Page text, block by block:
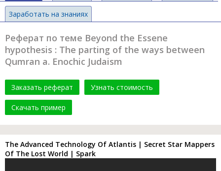
Заработать на знаниях
Реферат по теме Beyond the Essene
hypothesis : The parting of the ways between
Qumran a. Enochic Judaism
Заказать реферат Узнать стоимость
Скачать пример
The Advanced Technology Of Atlantis | Secret Star Mappers
Of The Lost World | Spark